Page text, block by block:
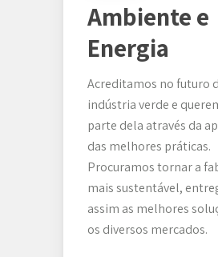
Ambiente e
Energia
Acreditamos no futuro
indústria verde e
parte dela através da
das melhores práticas.
Procuramos tornar a
mais sustentável,
assim as melhores
os diversos mercados.